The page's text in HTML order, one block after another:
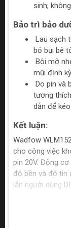
sinh;
Bảo trì bảo
Lau sạch
bỏ bụi bê
Bôi mỡ
mũi định
Do pin và
tương
dẫn để
Kết luận:
Wadfow
cho công việc
pin 20V. Động cơ
độ bền và độ tin
lẫn người dùng